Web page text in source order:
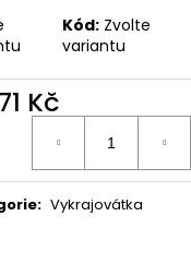
Kód: Zvolte
variantu
71 Kč
: Vykrajovátka